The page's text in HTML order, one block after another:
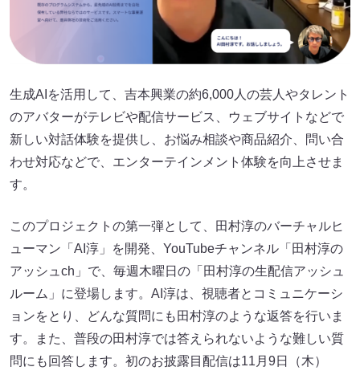
生成AIを活用して、吉本興業の約6,000人の芸人やタレント
のアバターがテレビや配信サービス、ウェブサイトなどで
新しい対話体験を提供し、お悩み相談や商品紹介、問い合
わせ対応などで、エンターテインメント体験を向上させま
す。
このプロジェクトの第一弾として、田村淳のバーチャルヒ
ューマン「AI淳」を開発、YouTubeチャンネル「田村淳の
アッシュch」で、毎週木曜日の「田村淳の生配信アッシュ
ルーム」に登場します。AI淳は、視聴者とコミュニケーシ
ョンをとり、どんな質問にも田村淳のような返答を行いま
す。また、普段の田村淳では答えられないような難しい質
問にも回答します。初のお披露目配信は11月9日（木）